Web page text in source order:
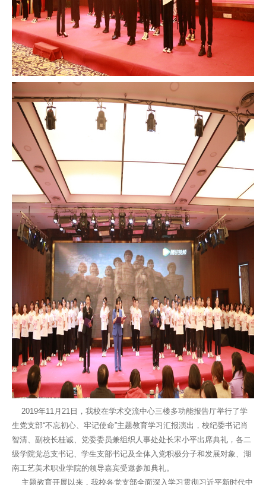
2019年11月21日，我校在学术交流中心三楼多功能报告厅举行了学
生党支部“不忘初心、牢记使命”主题教育学习汇报演出，校纪委书记肖
智清、副校长桂诚、党委委员兼组织人事处处长宋小平出席典礼，各二
级学院党总支书记、学生支部书记及全体入党积极分子和发展对象、湖
南工艺美术职业学院的领导嘉宾受邀参加典礼。
主题教育开展以来，我校各党支部全面深入学习贯彻习近平新时代中